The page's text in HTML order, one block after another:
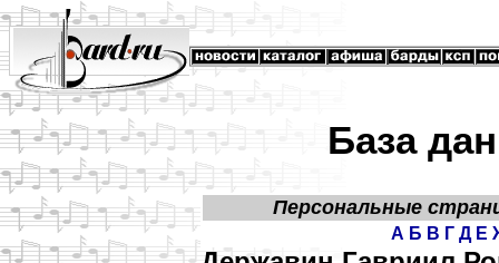
База
Персональные
А Б В Г Д Е